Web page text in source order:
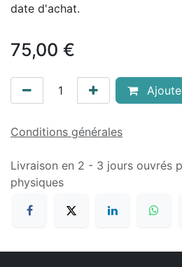
date d'achat.
75,00 €
Conditions générales
Livraison en 2 - 3 jours ouvrés
physiques